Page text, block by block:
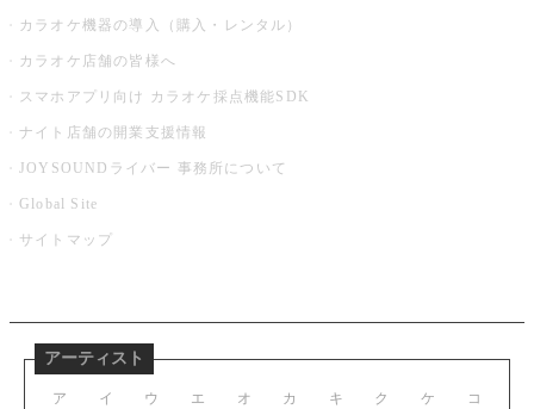
カラオケ機器の導入（購入・レンタル）
カラオケ店舗の皆様へ
スマホアプリ向け カラオケ採点機能SDK
ナイト店舗の開業支援情報
JOYSOUNDライバー 事務所について
Global Site
サイトマップ
アーティスト
ア イ ウ エ オ カ キ ク ケ コ